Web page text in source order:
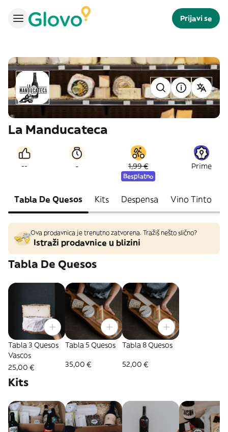
Prijavi se
La Manducateca
-- - 1,99 €
Besplatno
Prime
Tabla De Quesos Kits Despensa Vino Tinto
Ova prodavnica je trenutno zatvorena. Tražiš nešto slično?
Istraži prodavnice u blizini
Tabla De Quesos
Tabla 3 Quesos
Vascos
25,00 €
Tabla 5 Quesos
35,00 €
Tabla 8 Quesos
52,00 €
Kits